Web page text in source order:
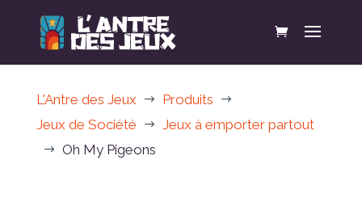
L'Antre des Jeux $ Produits $
Jeux de Société $ Jeux à emporter partout
$ Oh My Pigeons